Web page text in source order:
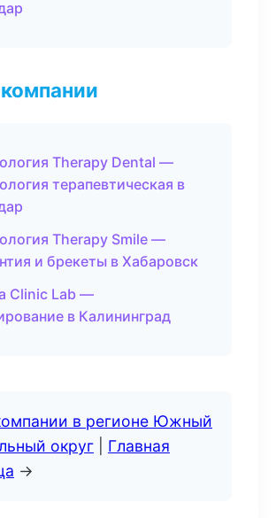
Therapy Dental —
терапевтическая в
Therapy Smile —
и брекеты в Хабаровск
Clinic Lab —
в Калининград
в регионе Южный
округ
Главная
→